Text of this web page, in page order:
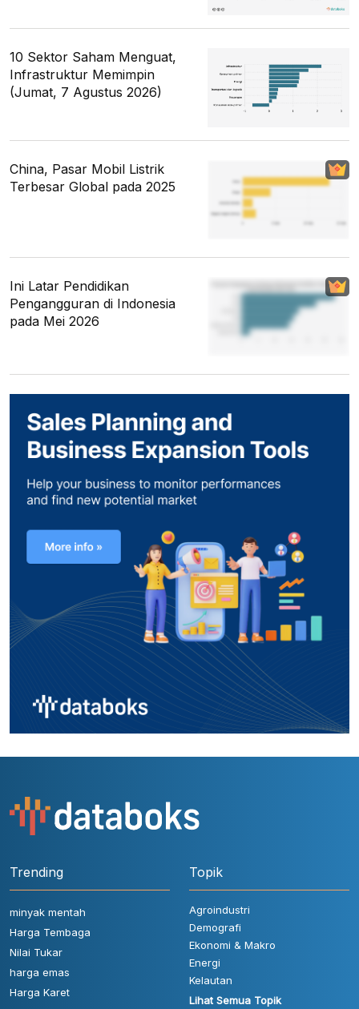
10 Sektor Saham Menguat,
Infrastruktur Memimpin
(Jumat, 7 Agustus 2026)
China, Pasar Mobil Listrik
Terbesar Global pada 2025
Ini Latar Pendidikan
Pengangguran di Indonesia
pada Mei 2026
Trending
minyak mentah
Harga Tembaga
Nilai Tukar
harga emas
Harga Karet
Topik
Agroindustri
Demografi
Ekonomi & Makro
Energi
Kelautan
Lihat Semua Topik